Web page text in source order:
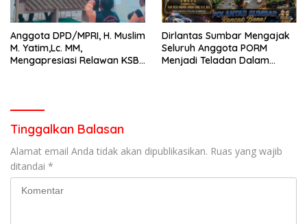
Anggota DPD/MPRI, H. Muslim
M. Yatim,Lc. MM,
Mengapresiasi Relawan KSB
Dirlantas Sumbar Mengajak
Seluruh Anggota PORM
Menjadi Teladan Dalam
Tinggalkan Balasan
Alamat email Anda tidak akan dipublikasikan. Ruas yang wajib
ditandai *